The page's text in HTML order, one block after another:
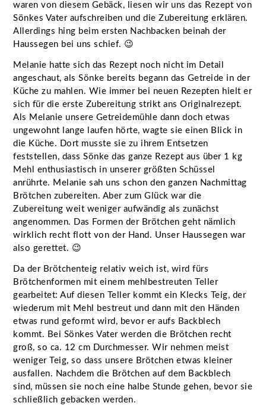
waren von diesem Gebäck, liesen wir uns das Rezept von
Sönkes Vater aufschreiben und die Zubereitung erklären.
Allerdings hing beim ersten Nachbacken beinah der
Haussegen bei uns schief. 😉
Melanie hatte sich das Rezept noch nicht im Detail
angeschaut, als Sönke bereits begann das Getreide in der
Küche zu mahlen. Wie immer bei neuen Rezepten hielt er
sich für die erste Zubereitung strikt ans Originalrezept.
Als Melanie unsere Getreidemühle dann doch etwas
ungewohnt lange laufen hörte, wagte sie einen Blick in
die Küche. Dort musste sie zu ihrem Entsetzen
feststellen, dass Sönke das ganze Rezept aus über 1 kg
Mehl enthusiastisch in unserer größten Schüssel
anrührte. Melanie sah uns schon den ganzen Nachmittag
Brötchen zubereiten. Aber zum Glück war die
Zubereitung weit weniger aufwändig als zunächst
angenommen. Das Formen der Brötchen geht nämlich
wirklich recht flott von der Hand. Unser Haussegen war
also gerettet. 😉
Da der Brötchenteig relativ weich ist, wird fürs
Brötchenformen mit einem mehlbestreuten Teller
gearbeitet: Auf diesen Teller kommt ein Klecks Teig, der
wiederum mit Mehl bestreut und dann mit den Händen
etwas rund geformt wird, bevor er aufs Backblech
kommt. Bei Sönkes Vater werden die Brötchen recht
groß, so ca. 12 cm Durchmesser. Wir nehmen meist
weniger Teig, so dass unsere Brötchen etwas kleiner
ausfallen. Nachdem die Brötchen auf dem Backblech
sind, müssen sie noch eine halbe Stunde gehen, bevor sie
schließlich gebacken werden.